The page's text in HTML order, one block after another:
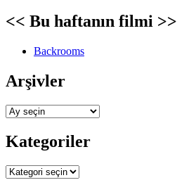
<< Bu haftanın filmi >>
Backrooms
Arşivler
Arşivler
Kategoriler
Kategoriler